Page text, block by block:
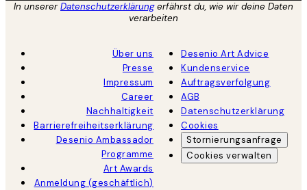
In unsererDatenschutzerklärungerfährst du, wie wir deine Daten
verarbeiten
Über uns
Presse
Impressum
Career
Nachhaltigkeit
Barrierefreiheitserklärung
Desenio Ambassador
Programme
Art Awards
Anmeldung (geschäftlich)
Desenio Art Advice
Kundenservice
Auftragsverfolgung
AGB
Datenschutzerklärung
Cookies
Stornierungsanfrage
Cookies verwalten